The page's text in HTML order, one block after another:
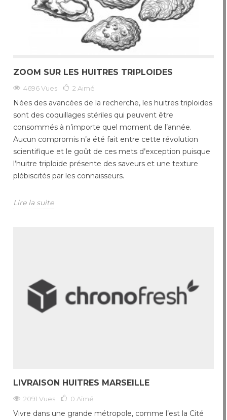
ZOOM SUR LES HUITRES TRIPLOIDES
4696 Vues 2 Aimé
Nées des avancées de la recherche, les huitres triploides
sont des coquillages stériles qui peuvent être
consommés à n’importe quel moment de l’année.
Aucun compromis n’a été fait entre cette révolution
scientifique et le goût de ces mets d’exception puisque
l’huitre triploide présente des saveurs et une texture
plébiscités par les connaisseurs.
Lire la suite
LIVRAISON HUITRES MARSEILLE
2091 Vues 0 Aimé
Vivre dans une grande métropole, comme l’est la Cité